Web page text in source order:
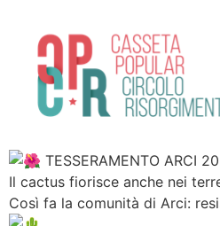
TESSERAMENTO ARCI
Il cactus fiorisce anche nei
Così fa la comunità di Arci: